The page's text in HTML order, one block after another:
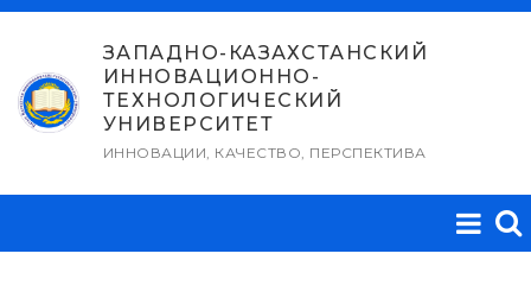
Перейти
содержимому
ЗАПАДНО-КАЗАХСТАНСКИЙ
ИННОВАЦИОННО-
ТЕХНОЛОГИЧЕСКИЙ
УНИВЕРСИТЕТ
ИННОВАЦИИ, КАЧЕСТВО, ПЕРСПЕКТИВА